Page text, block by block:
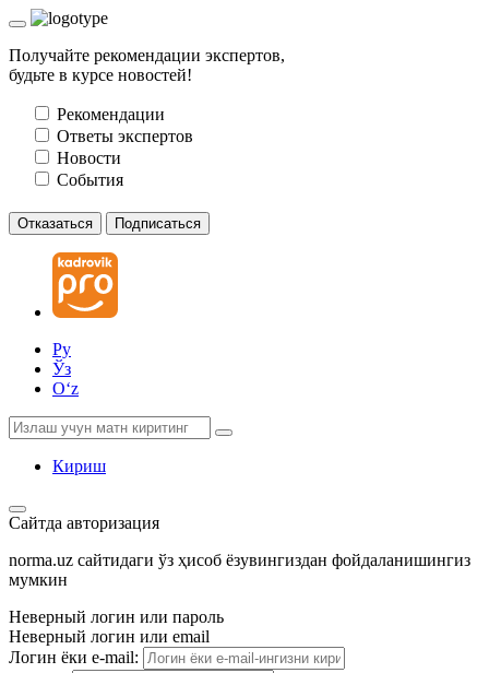
Получайте рекомендации экспертов,
будьте в курсе новостей!
Рекомендации
Ответы экспертов
Новости
События
Отказаться Подписаться
Ру
Ўз
Oʻz
Кириш
Сайтда авторизация
norma.uz сайтидаги ўз ҳисоб ёзувингиздан фойдаланишингиз
мумкин
Неверный логин или пароль
Неверный логин или email
Логин ёки e-mail: